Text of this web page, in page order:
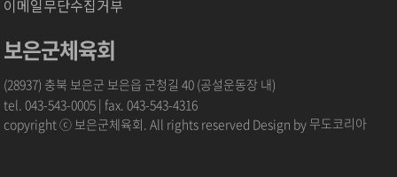
이메일무단수집거부
보은군체육회
(28937) 충북 보은군 보은읍 군청길 40 (공설운동장 내)
tel. 043-543-0005 | fax. 043-543-4316
copyright ⓒ 보은군체육회. All rights reserved Design by 무도코리아